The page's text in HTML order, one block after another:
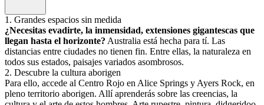
1 . Grandes espacios sin medida
¿Necesitas evadirte, la inmensidad, extensiones gigantescas que
llegan hasta el horizonte? Australia está hecha para tí. Las
distancias entre ciudades no tienen fin. Entre ellas, la naturaleza en
todos sus estados, paisajes variados asombrosos.
2. Descubre la cultura aborigen
Para ello, accede al Centro Rojo en Alice Springs y Ayers Rock, en
pleno territorio aborigen. Allí aprenderás sobre las creencias, la